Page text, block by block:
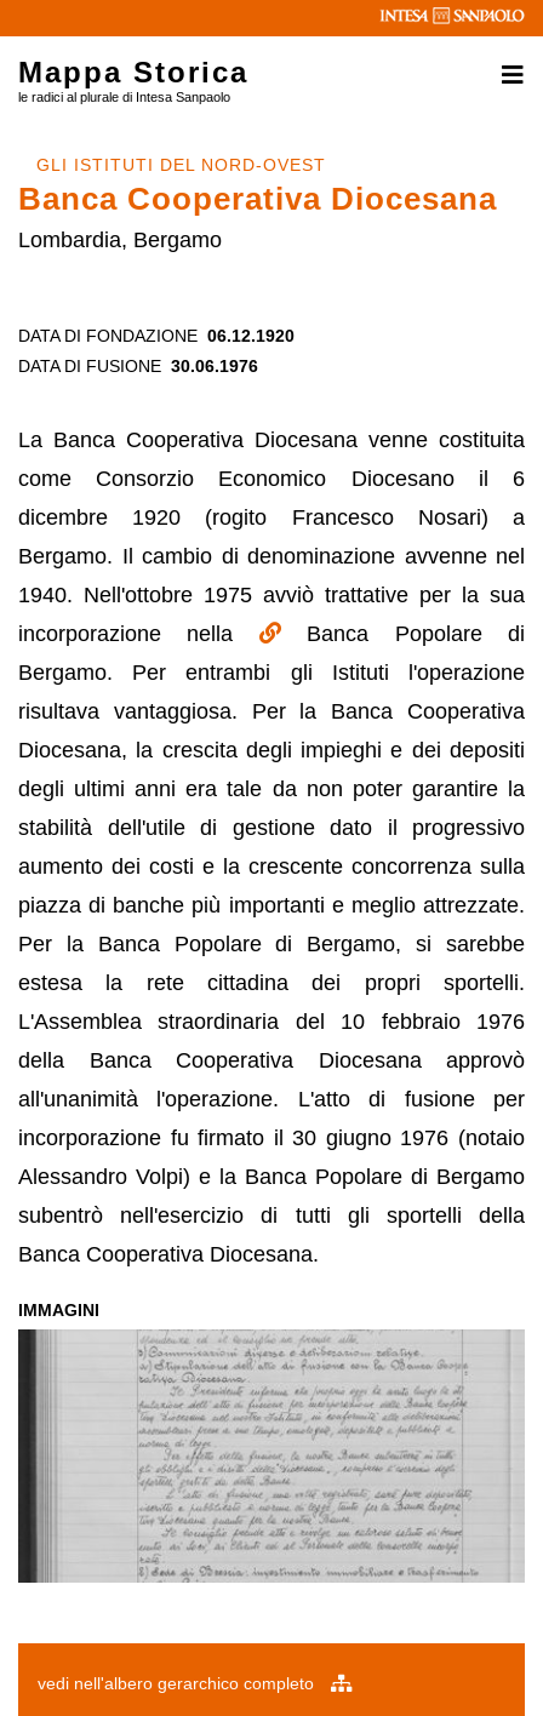
Mappa Storica
le radici al plurale di Intesa Sanpaolo
GLI ISTITUTI DEL NORD-OVEST
Banca Cooperativa Diocesana
Lombardia, Bergamo
DATA DI FONDAZIONE 06.12.1920
DATA DI FUSIONE 30.06.1976
La Banca Cooperativa Diocesana venne costituita
come Consorzio Economico Diocesano il 6
dicembre 1920 (rogito Francesco Nosari) a
Bergamo. Il cambio di denominazione avvenne nel
1940. Nell'ottobre 1975 avviò trattative per la sua
incorporazione nella
Banca Popolare di
Bergamo. Per entrambi gli Istituti l'operazione
risultava vantaggiosa. Per la Banca Cooperativa
Diocesana, la crescita degli impieghi e dei depositi
degli ultimi anni era tale da non poter garantire la
stabilità dell'utile di gestione dato il progressivo
aumento dei costi e la crescente concorrenza sulla
piazza di banche più importanti e meglio attrezzate.
Per la Banca Popolare di Bergamo, si sarebbe
estesa la rete cittadina dei propri sportelli.
L'Assemblea straordinaria del 10 febbraio 1976
della Banca Cooperativa Diocesana approvò
all'unanimità l'operazione. L'atto di fusione per
incorporazione fu firmato il 30 giugno 1976 (notaio
Alessandro Volpi) e la Banca Popolare di Bergamo
subentrò nell'esercizio di tutti gli sportelli della
Banca Cooperativa Diocesana.
IMMAGINI
vedi nell'albero gerarchico completo